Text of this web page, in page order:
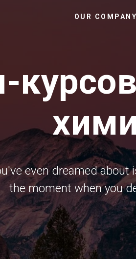
OUR COMPANY
even dreamed about
the moment when you